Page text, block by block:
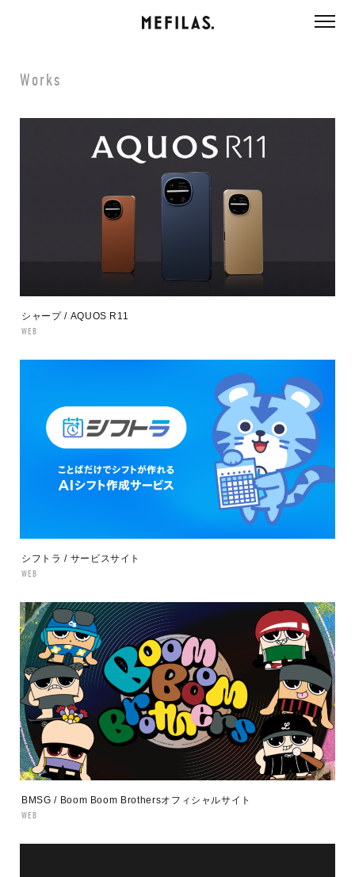
Works
シャープ / AQUOS R11
WEB
シフトラ / サービスサイト
WEB
BMSG / Boom Boom Brothersオフィシャルサイト
WEB